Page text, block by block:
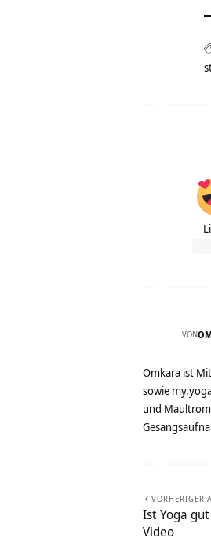
VON
Omkara ist
sowie
und
VORHERIGER
Ist Yoga
Video